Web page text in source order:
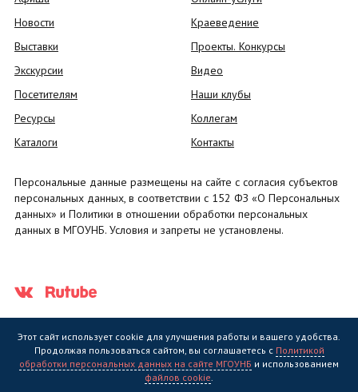
Новости
Выставки
Экскурсии
Посетителям
Ресурсы
Каталоги
Краеведение
Проекты. Конкурсы
Видео
Наши клубы
Коллегам
Контакты
Персональные данные размещены на сайте с согласия субъектов
персональных данных, в соответствии с 152 ФЗ «О Персональных
данных» и Политики в отношении обработки персональных
данных в МГОУНБ. Условия и запреты не установлены.
Государственное областное бюджетное учреждение культуры
Этот сайт использует cookie для улучшения работы и вашего удобства.
Продолжая пользоваться сайтом, вы соглашаетесь с Политикой
обработки персональных данных на сайте МГОУНБ и использованием
файлов cookie.